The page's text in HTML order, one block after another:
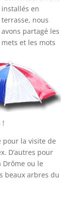
installés en
terrasse, nous
avons partagé les
mets et les mots
!
pour la visite de
D’autres pour
ou le
beaux arbres du